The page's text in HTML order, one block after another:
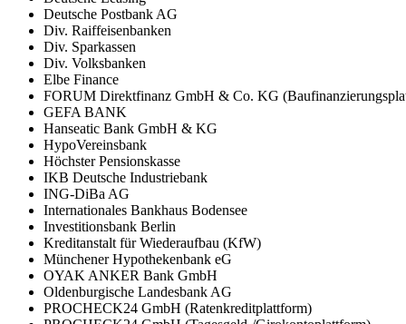
Deutsche Postbank AG
Div. Raiffeisenbanken
Div. Sparkassen
Div. Volksbanken
Elbe Finance
FORUM Direktfinanz GmbH & Co. KG
GEFA BANK
Hanseatic Bank GmbH & KG
HypoVereinsbank
Höchster Pensionskasse
IKB Deutsche Industriebank
ING-DiBa AG
Internationales Bankhaus Bodensee
Investitionsbank Berlin
Kreditanstalt für Wiederaufbau (KfW)
Münchener Hypothekenbank eG
OYAK ANKER Bank GmbH
Oldenburgische Landesbank AG
PROCHECK24 GmbH (Ratenkreditplattform)